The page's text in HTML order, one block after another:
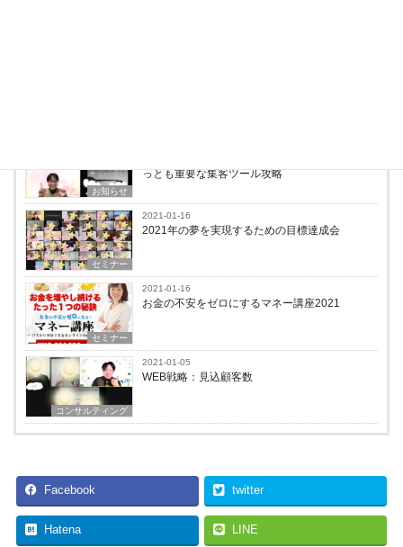
お知らせ
っとも重要な集客ツール攻略
セミナー
2021-01-16
2021年の夢を実現するための目標達成会
セミナー
2021-01-16
お金の不安をゼロにするマネー講座2021
コンサルティング
2021-01-05
WEB戦略：見込顧客数
Facebook twitter
Hatena LINE